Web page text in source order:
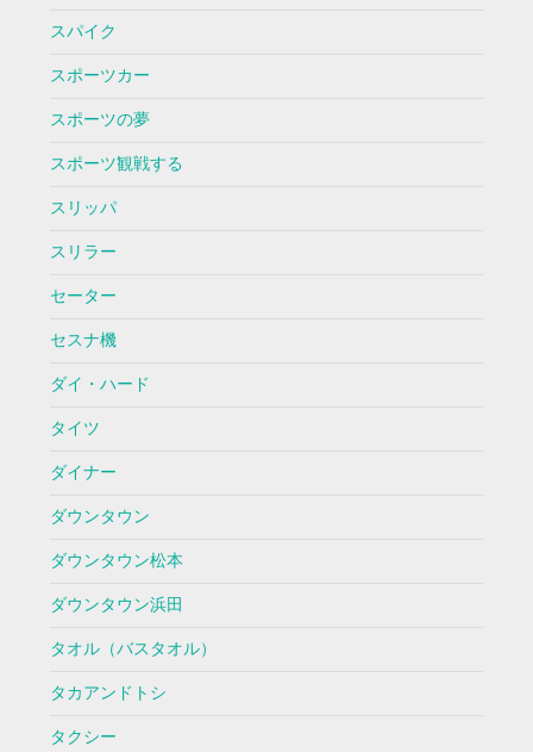
スパイク
スポーツカー
スポーツの夢
スポーツ観戦する
スリッパ
スリラー
セーター
セスナ機
ダイ・ハード
タイツ
ダイナー
ダウンタウン
ダウンタウン松本
ダウンタウン浜田
タオル（バスタオル）
タカアンドトシ
タクシー